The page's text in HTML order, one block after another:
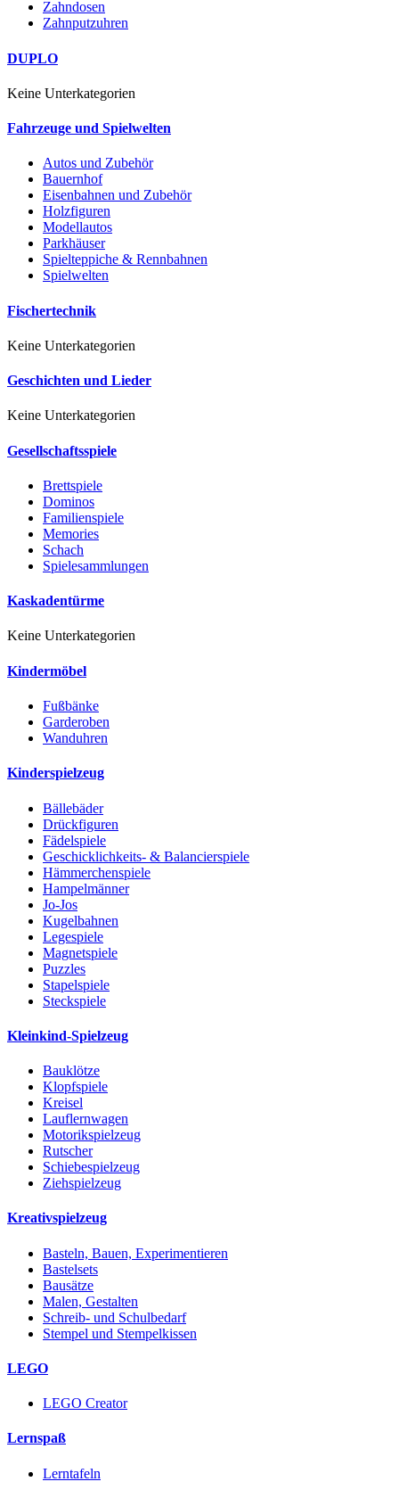
Zahndosen
Zahnputzuhren
DUPLO
Keine Unterkategorien
Fahrzeuge und Spielwelten
Autos und Zubehör
Bauernhof
Eisenbahnen und Zubehör
Holzfiguren
Modellautos
Parkhäuser
Spielteppiche & Rennbahnen
Spielwelten
Fischertechnik
Keine Unterkategorien
Geschichten und Lieder
Keine Unterkategorien
Gesellschaftsspiele
Brettspiele
Dominos
Familienspiele
Memories
Schach
Spielesammlungen
Kaskadentürme
Keine Unterkategorien
Kindermöbel
Fußbänke
Garderoben
Wanduhren
Kinderspielzeug
Bällebäder
Drückfiguren
Fädelspiele
Geschicklichkeits- & Balancierspiele
Hämmerchenspiele
Hampelmänner
Jo-Jos
Kugelbahnen
Legespiele
Magnetspiele
Puzzles
Stapelspiele
Steckspiele
Kleinkind-Spielzeug
Bauklötze
Klopfspiele
Kreisel
Lauflernwagen
Motorikspielzeug
Rutscher
Schiebespielzeug
Ziehspielzeug
Kreativspielzeug
Basteln, Bauen, Experimentieren
Bastelsets
Bausätze
Malen, Gestalten
Schreib- und Schulbedarf
Stempel und Stempelkissen
LEGO
LEGO Creator
Lernspaß
Lerntafeln